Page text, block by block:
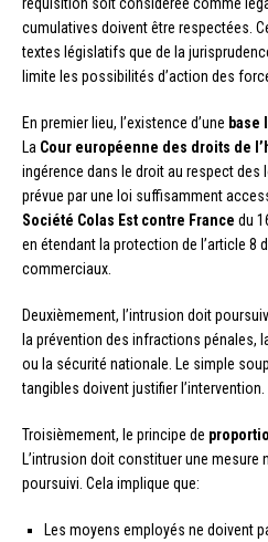
réquisition soit considérée comme
cumulatives doivent être respectées.
textes législatifs que de la
limite les possibilités d’action des
En premier lieu, l’existence d’une base
La Cour européenne des droits de
ingérence dans le droit au respect
prévue par une loi suffisamment
Société Colas Est contre France du
en étendant la protection de l’article 8
commerciaux.
Deuxièmement, l’intrusion doit
la prévention des infractions pénales,
ou la sécurité nationale. Le simple
tangibles doivent justifier l’intervention.
Troisièmement, le principe de
L’intrusion doit constituer une mesure
poursuivi. Cela implique que:
Les moyens employés ne doivent